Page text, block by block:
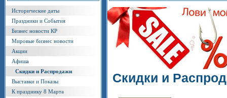
Исторические даты
Праздники и События
Бизнес новости КР
Мировые бизнес новости
Акции
Афиша
Скидки и Распродажи
Выставки и Показы
К празднику 8 Марта
Скидки и